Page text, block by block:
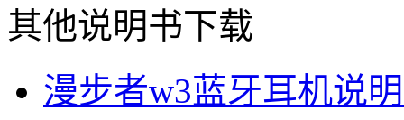
其他说明书下载
漫步者w3蓝牙耳机说